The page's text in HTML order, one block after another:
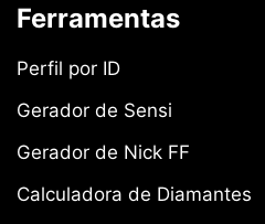
Ferramentas
Perfil por ID
Gerador de Sensi
Gerador de Nick FF
Calculadora de Diamantes